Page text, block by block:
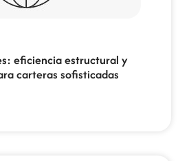
eficiencia estructural y
carteras sofisticadas